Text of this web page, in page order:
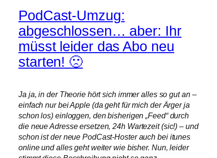
PodCast-Umzug:
abgeschlossen… aber: Ihr
müsst leider das Abo neu
starten! 🙁
Ja ja, in der Theorie hört sich immer alles so gut an –
einfach nur bei Apple (da geht für mich der Ärger ja
schon los) einloggen, den bisherigen „Feed“ durch
die neue Adresse ersetzen, 24h Wartezeit (sic!) – und
schon ist der neue PodCast-Hoster auch bei itunes
online und alles geht weiter wie bisher. Nun, leider